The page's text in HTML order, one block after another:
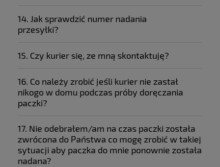
14. Jak sprawdzić numer nadania
przesyłki?
15. Czy kurier się, ze mną skontaktuję?
16. Co należy zrobić jeśli kurier nie zastał
nikogo w domu podczas próby doręczania
paczki?
17. Nie odebrałem/am na czas paczki została
zwrócona do Państwa co mogę zrobić w takiej
sytuacji aby paczka do mnie ponownie została
nadana?